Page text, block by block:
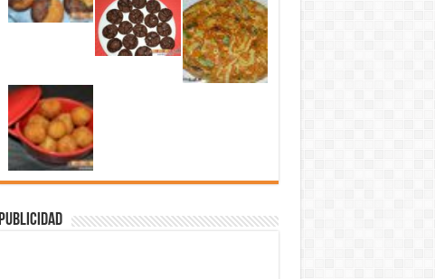
Publicidad